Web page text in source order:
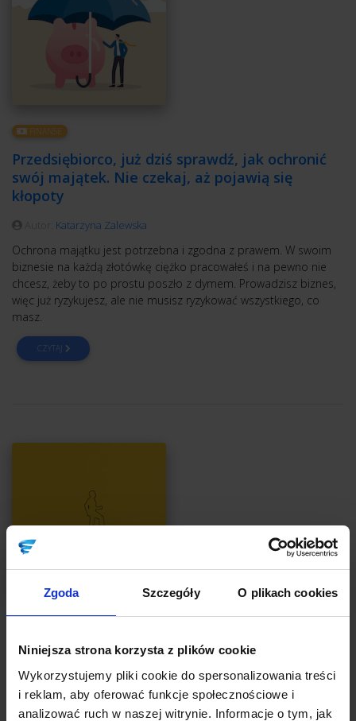
Zgoda Szczegóły O plikach cookies
Niniejsza strona korzysta z plików cookie
Wykorzystujemy pliki cookie do spersonalizowania treści
i reklam, aby oferować funkcje społecznościowe i
analizować ruch w naszej witrynie. Informacje o tym, jak
FINANSE
Przedsiębiorco, już dziś sprawdź, jak ochronić
swój majątek. Nie czekaj, aż pojawią się
kłopoty
Katarzyna Zalewska
Ochrona majątku jest potrzebna i zgodna z prawem. W swoim
biznesie na każdą złotówkę ciężko pracowałeś i na pewno nie
chcesz, żeby to po prostu poszło z dymem. Prowadzisz biznes,
więc już ryzykujesz, ale nie musisz ryzykować wszystkiego, co
masz.
CZYTAJ
Restrukturyzacja – szansa na uratowanie
Twojego biznesu!
Autor:Katarzyna Zalewska